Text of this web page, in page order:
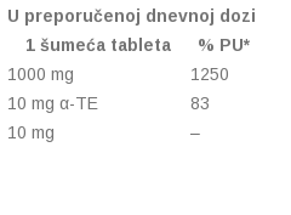
U preporučenoj dnevnoj dozi
1 šumeća tableta
% PU*
1000 mg
1250
10 mg α-TE
83
10 mg
–